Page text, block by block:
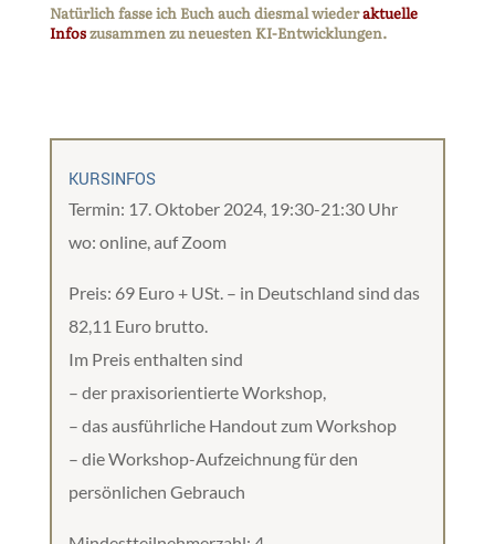
Natürlich fasse ich Euch auch diesmal wiederaktuelle
Infoszusammen zu neuesten KI-Entwicklungen.
KURSINFOS
Termin: 17. Oktober 2024, 19:30-21:30 Uhr
wo: online, auf Zoom
Preis: 69 Euro + USt. – in Deutschland sind das
82,11 Euro brutto.
Im Preis enthalten sind
– der praxisorientierte Workshop,
– das ausführliche Handout zum Workshop
– die Workshop-Aufzeichnung für den
persönlichen Gebrauch